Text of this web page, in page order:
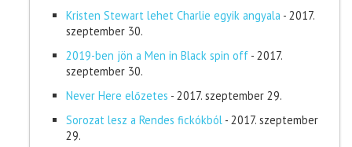
Kristen Stewart lehet Charlie egyik angyala - 2017.
szeptember 30.
2019-ben jön a Men in Black spin off - 2017.
szeptember 30.
Never Here előzetes - 2017. szeptember 29.
Sorozat lesz a Rendes fickókból - 2017. szeptember
29.